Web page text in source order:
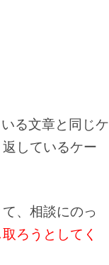
る文章と同じケ
しているケー
、相談にのっ
ろうとしてく